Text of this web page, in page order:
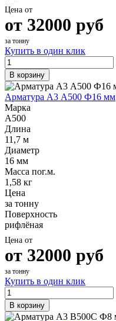
Цена от
от 32000 руб
за тонну
Купить в один клик
В корзину
Арматура А3 А500 Ф16 мм
Марка
А500
Длина
11,7 м
Диаметр
16 мм
Масса пог.м.
1,58 кг
Цена
за тонну
Поверхность
рифлёная
Цена от
от 32000 руб
за тонну
Купить в один клик
В корзину